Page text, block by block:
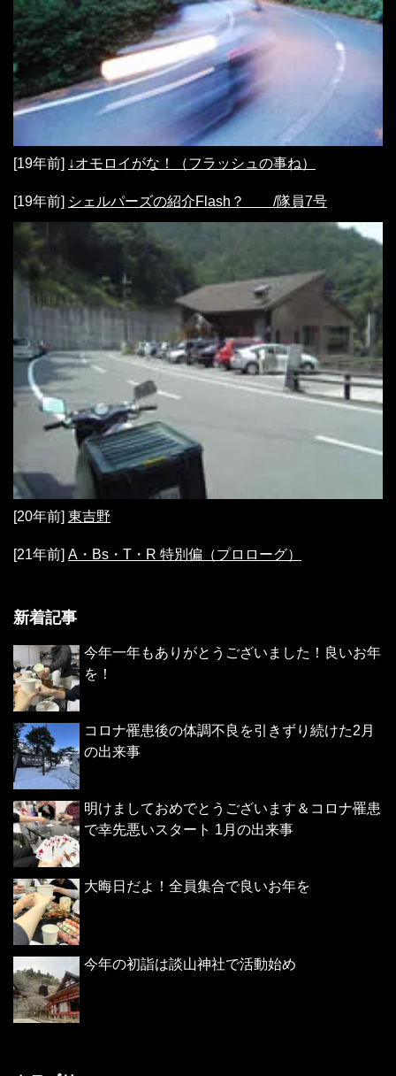
[19年前] ↓オモロイがな！（フラッシュの事ね）
[19年前] シェルパーズの紹介Flash？ /隊員7号
[20年前] 東吉野
[21年前] A・Bs・T・R 特別偏（プロローグ）
新着記事
今年一年もありがとうございました！良いお年
を！
コロナ罹患後の体調不良を引きずり続けた2月
の出来事
明けましておめでとうございます＆コロナ罹患
で幸先悪いスタート 1月の出来事
大晦日だよ！全員集合で良いお年を
今年の初詣は談山神社で活動始め